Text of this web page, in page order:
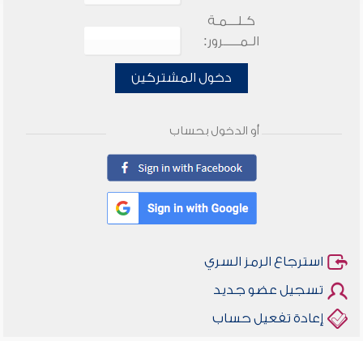
كـلـــمـة
الـمـــــرور:
دخول المشتركين
أو الدخول بحساب
استرجاع الرمز السري
تسجيل عضو جديد
إعادة تفعيل حساب